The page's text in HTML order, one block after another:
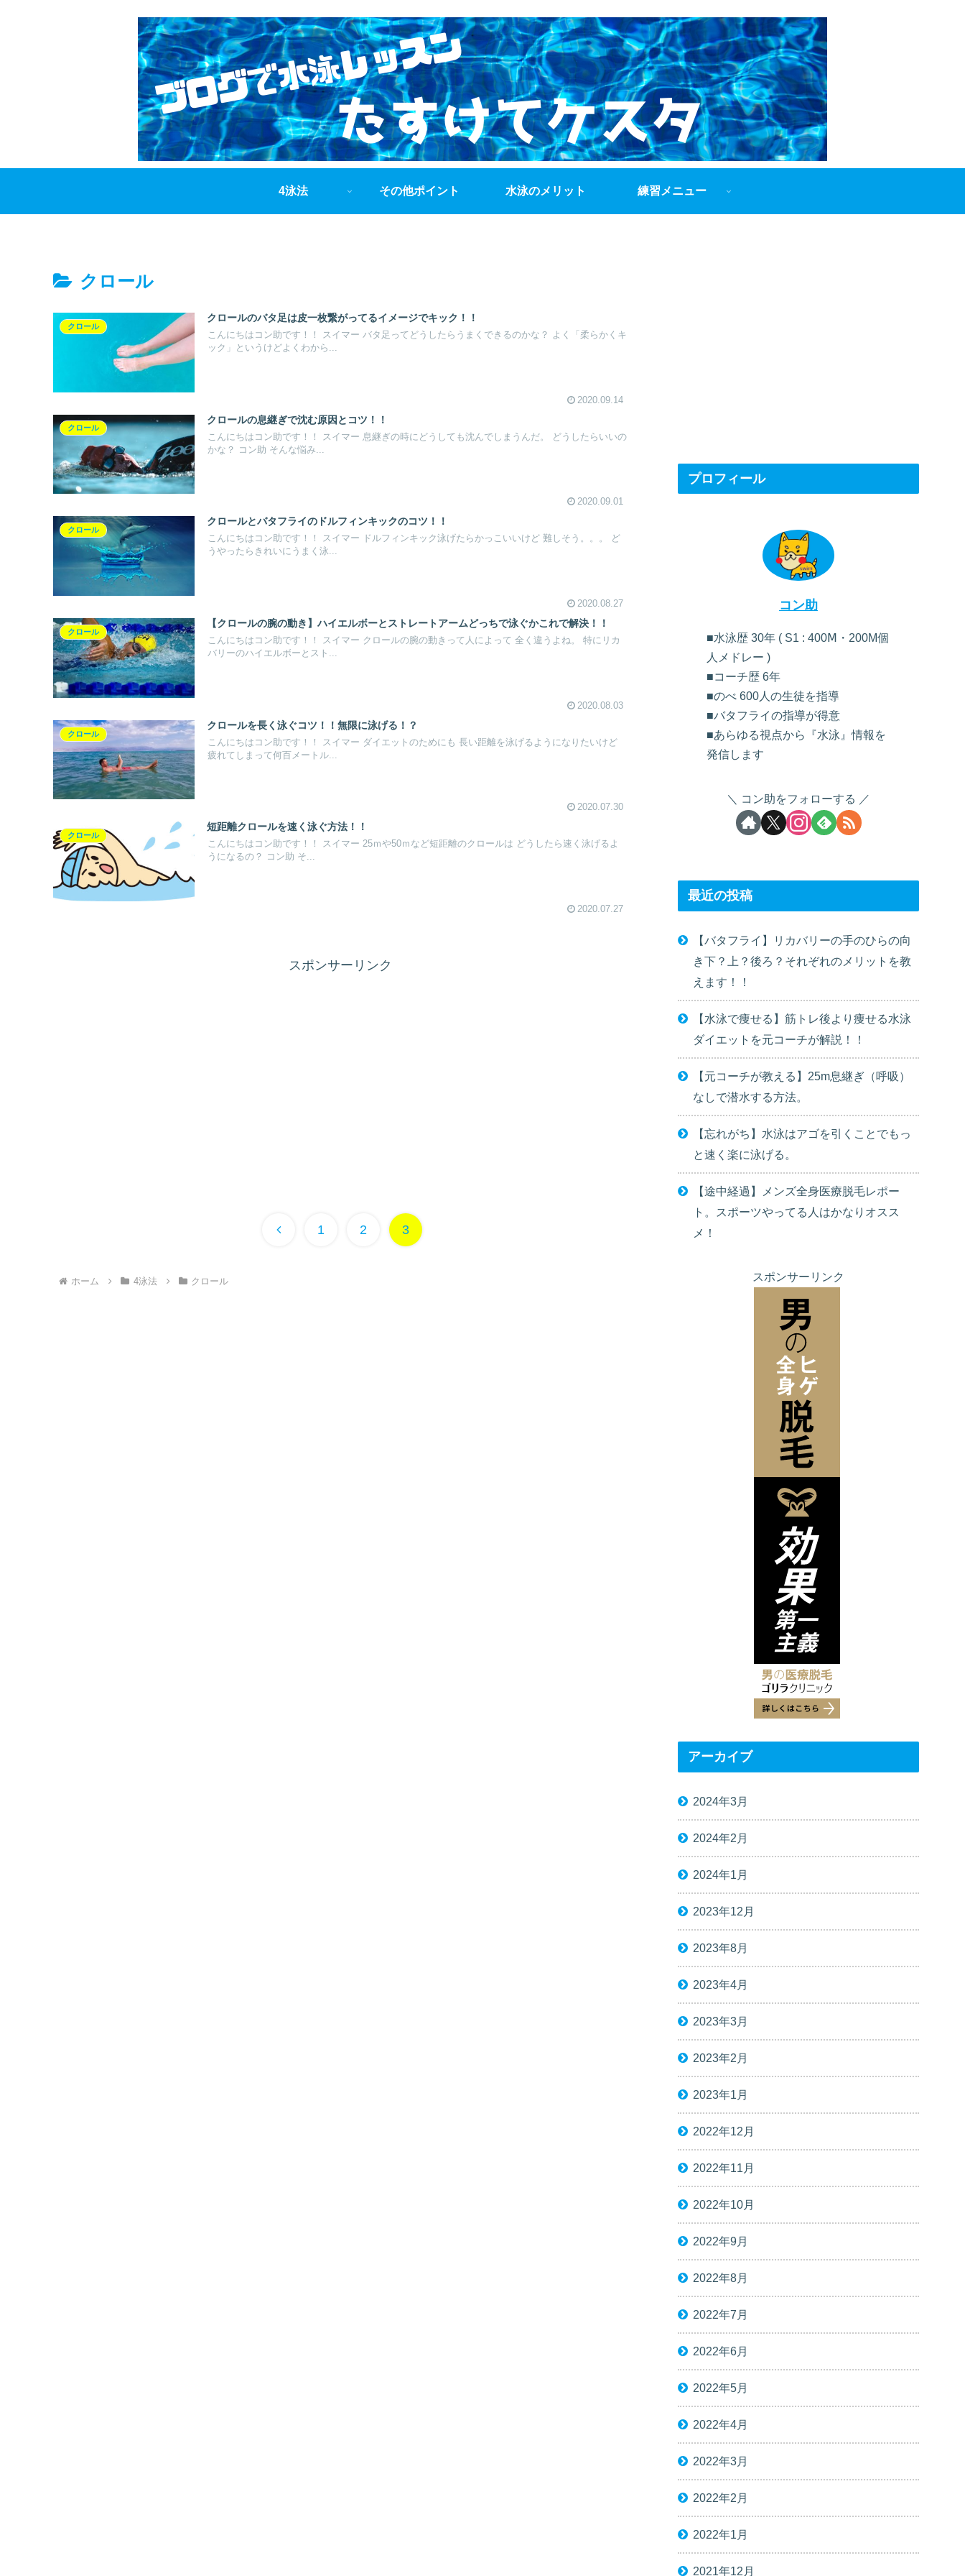
4泳法 その他ポイント 水泳のメリット 練習メニュー
クロール
クロール
クロールのバタ足は皮一枚繋がってるイメージでキック！！
こんにちはコン助です！！ スイマー バタ足ってどうしたらうまくできるのかな？ よく「柔らかくキ
ック」というけどよくわから...
2020.09.14
クロール
クロールの息継ぎで沈む原因とコツ！！
こんにちはコン助です！！ スイマー 息継ぎの時にどうしても沈んでしまうんだ。 どうしたらいいの
かな？ コン助 そんな悩み...
2020.09.01
クロール
クロールとバタフライのドルフィンキックのコツ！！
こんにちはコン助です！！ スイマー ドルフィンキック泳げたらかっこいいけど 難しそう。。。 ど
うやったらきれいにうまく泳...
2020.08.27
クロール
【クロールの腕の動き】ハイエルボーとストレートアームどっちで泳ぐかこれで解決！！
こんにちはコン助です！！ スイマー クロールの腕の動きって人によって 全く違うよね。 特にリカ
バリーのハイエルボーとスト...
2020.08.03
クロール
クロールを長く泳ぐコツ！！無限に泳げる！？
こんにちはコン助です！！ スイマー ダイエットのためにも 長い距離を泳げるようになりたいけど
疲れてしまって何百メートル...
2020.07.30
クロール
短距離クロールを速く泳ぐ方法！！
こんにちはコン助です！！ スイマー 25ｍや50ｍなど短距離のクロールは どうしたら速く泳げるよ
うになるの？ コン助 そ...
2020.07.27
スポンサーリンク
前 1 2 3
ホーム 4泳法 クロール
プロフィール
コン助
■水泳歴 30年 ( S1 : 400Ⅿ・200M個
人メドレー )
■コーチ歴 6年
■のべ 600人の生徒を指導
■バタフライの指導が得意
■あらゆる視点から『水泳』情報を
発信します
コン助をフォローする
最近の投稿
【バタフライ】リカバリーの手のひらの向
き下？上？後ろ？それぞれのメリットを教
えます！！
【水泳で痩せる】筋トレ後より痩せる水泳
ダイエットを元コーチが解説！！
【元コーチが教える】25m息継ぎ（呼吸）
なしで潜水する方法。
【忘れがち】水泳はアゴを引くことでもっ
と速く楽に泳げる。
【途中経過】メンズ全身医療脱毛レポー
ト。スポーツやってる人はかなりオスス
メ！
スポンサーリンク
アーカイブ
2024年3月
2024年2月
2024年1月
2023年12月
2023年8月
2023年4月
2023年3月
2023年2月
2023年1月
2022年12月
2022年11月
2022年10月
2022年9月
2022年8月
2022年7月
2022年6月
2022年5月
2022年4月
2022年3月
2022年2月
2022年1月
2021年12月